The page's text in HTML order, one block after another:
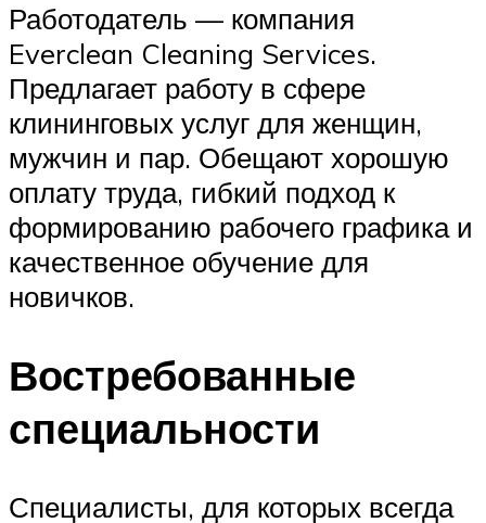
Работодатель — компания
Everclean Cleaning Services.
Предлагает работу в сфере
клининговых услуг для женщин,
мужчин и пар. Обещают хорошую
оплату труда, гибкий подход к
формированию рабочего графика и
качественное обучение для
новичков.
Востребованные
специальности
Специалисты, для которых всегда